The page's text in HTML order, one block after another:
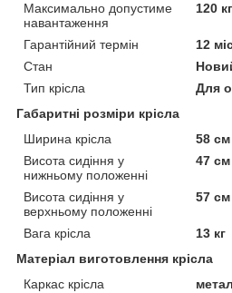
Максимально допустиме
навантаження
120 кг
Гарантійний термін
12
Стан
Тип крісла
Для
Габаритні розміри крісла
Ширина крісла
58 см
Висота сидіння у
нижньому положенні
47 см
Висота сидіння у
верхньому положенні
57 см
Вага крісла
13 кг
Матеріал виготовлення крісла
Каркас крісла
метал